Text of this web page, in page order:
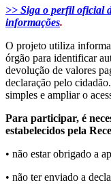
>> Siga o perfil oficial
informações.
O projeto utiliza
órgão para identificar
devolução de valores
declaração pelo
simples e ampliar o
Para participar, é
estabelecidos pela
• não estar obrigado a
• não ter enviado a